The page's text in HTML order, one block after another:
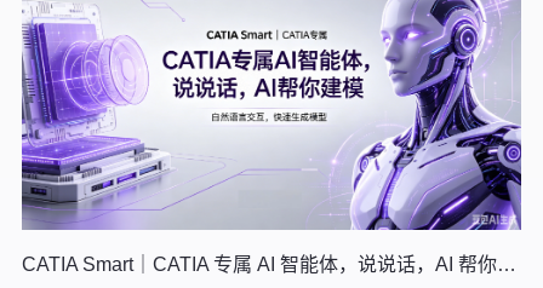
CATIA Smart｜CATIA 专属 AI 智能体，说说话，AI 帮你建模